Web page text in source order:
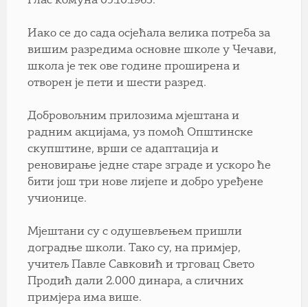
Иако се до сада осјећала велика потреба за
вишим разредима основне школе у Чечави,
школа је тек ове године проширена и
отворен је пети и шести разред.
Добровољним прилозима мјештана и
радним акцијама, уз помоћ Општинске
скупштине, врши се адаптација и
реновирање једне старе зграде и ускоро ће
бити још три нове лијепе и добро уређене
учионице.
Мјештани су с одушевљењем пришли
доградње школи. Тако су, на примјер,
учитељ Павле Савковић и трговац Свето
Продић дали 2.000 динара, а сличних
примјера има више.